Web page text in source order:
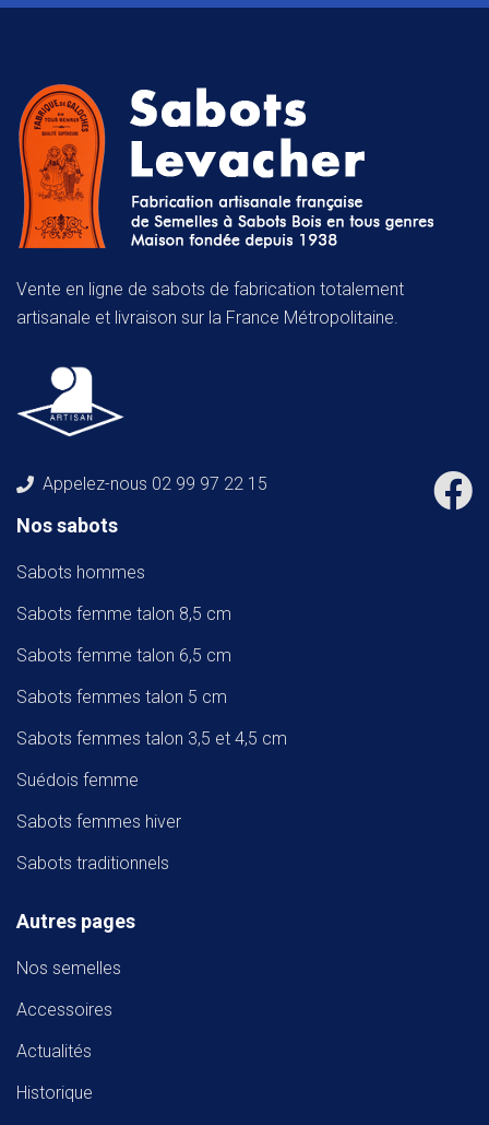
Vente en ligne de sabots de fabrication totalement
artisanale et livraison sur la France Métropolitaine.
Appelez-nous 02 99 97 22 15
Nos sabots
Sabots hommes
Sabots femme talon 8,5 cm
Sabots femme talon 6,5 cm
Sabots femmes talon 5 cm
Sabots femmes talon 3,5 et 4,5 cm
Suédois femme
Sabots femmes hiver
Sabots traditionnels
Autres pages
Nos semelles
Accessoires
Actualités
Historique